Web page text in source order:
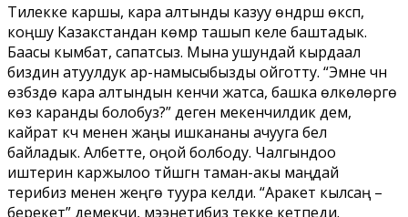
Тилекке каршы, кара алтынды казуу өндүрүшү өксүп,
коңшу Казакстандан көмүр ташып келе баштадык.
Баасы кымбат, сапатсыз. Мына ушундай кырдаал
биздин атуулдук ар-намысыбызды ойготту. “Эмне үчүн
өзүбүздө кара алтындын кенчи жатса, башка өлкөлөргө
көз каранды болобуз?” деген мекенчилдик дем,
кайрат күч менен жаңы ишкананы ачууга бел
байладык. Албетте, оңой болбоду. Чалгындоо
иштерин каржылоо түйшүгүн таман-акы маңдай
терибиз менен жеңүүгө туура келди. “Аракет кылсаң –
берекет” демекчи, мээнетибиз текке кетпеди.